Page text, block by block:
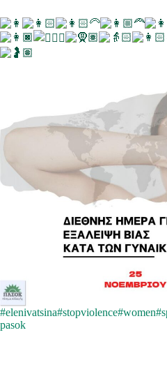
#elenivatsina#stopviolence#women
pasok